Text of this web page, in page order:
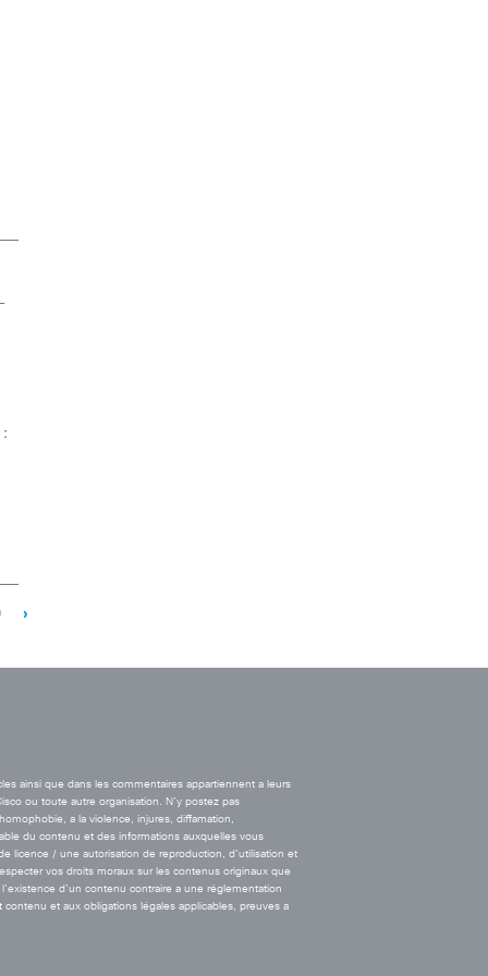
:
›
ainsi que dans les commentaires appartiennent a leurs
ou toute autre organisation. N’y postez pas
a la violence, injures, diffamation,
du contenu et des informations auxquelles vous
licence / une autorisation de reproduction, d’utilisation et
vos droits moraux sur les contenus originaux que
d’un contenu contraire a une réglementation
et aux obligations légales applicables, preuves a